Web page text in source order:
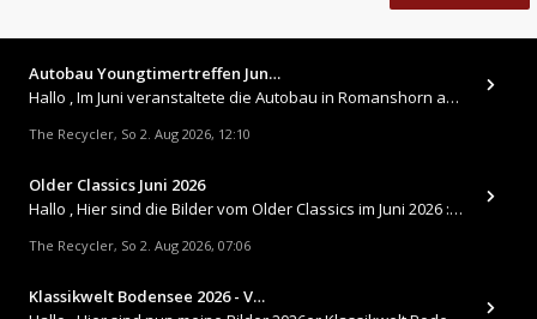
Autobau Youngtimertreffen Jun…
Hallo , Im Juni veranstaltete die Autobau in Romanshorn auf ihrem Gelände ein kleines Youngtimertreffen : https://up.
The Recycler, So 2. Aug 2026, 12:10
Older Classics Juni 2026
​Hallo , Hier sind die Bilder vom Older Classics im Juni 2026 : https://up.picr.de/51155940wd.jpg https://up.pic
The Recycler, So 2. Aug 2026, 07:06
Klassikwelt Bodensee 2026 - V…